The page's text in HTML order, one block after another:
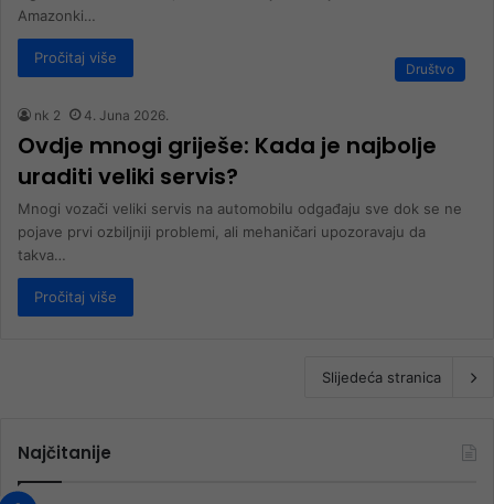
Amazonki…
Pročitaj više
Društvo
nk 2 4. Juna 2026.
Ovdje mnogi griješe: Kada je najbolje
uraditi veliki servis?
Mnogi vozači veliki servis na automobilu odgađaju sve dok se ne
pojave prvi ozbiljniji problemi, ali mehaničari upozoravaju da
takva…
Pročitaj više
Slijedeća stranica
Najčitanije